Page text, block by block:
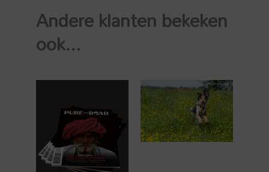
korting
Andere klanten bekeken
ook...